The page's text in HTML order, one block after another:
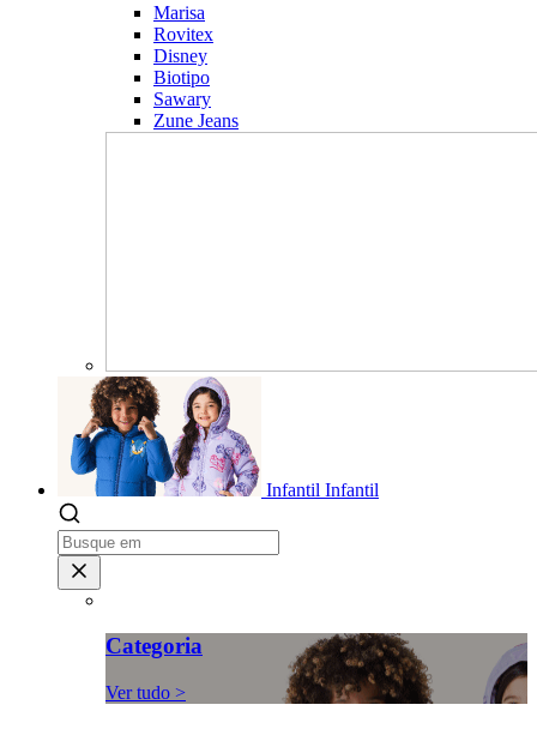
Marisa
Rovitex
Disney
Biotipo
Sawary
Zune Jeans
Infantil Infantil
Categoria
Ver tudo >